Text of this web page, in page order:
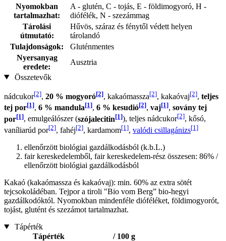
Nyomokban
tartalmazhat:
A - glutén, C - tojás, E - földimogyoró, H -
diófélék, N - szezámmag
Tárolási
útmutató:
Hűvös, száraz és fénytől védett helyen
tárolandó
Tulajdonságok:
Gluténmentes
Nyersanyag
eredete:
Ausztria
Összetevők
nádcukor[2], 20 % mogyoró[2], kakaómassza[2], kakaóvaj[2], teljes
tej por[1], 6 % mandula[1], 6 % kesudió[2], vaj[1], sovány tej
por[1], emulgeálószer (szójalecitin[1]), teljes nádcukor[2], kősó,
vaníliarúd por[2], fahéj[2], kardamom[1], valódi csillagánizs[1]
ellenőrzött biológiai gazdálkodásból (k.b.L.)
fair kereskedelemből, fair kereskedelem-rész összesen: 86% /
ellenőrzött biológiai gazdálkodásból
Kakaó (kakaómassza és kakaóvaj): min. 60% az extra sötét
tejcsokoládéban. Tejpor a tiroli "Bio vom Berg” bio-hegyi
gazdálkodóktól. Nyomokban mindenféle dióféléket, földimogyorót,
tojást, glutént és szezámot tartalmazhat.
Tápérték
Tápérték
/ 100 g